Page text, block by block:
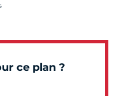
ce plan ?